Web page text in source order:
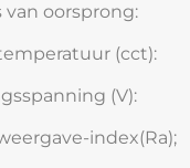
van oorsprong:
(cct):
(V):
index(Ra);